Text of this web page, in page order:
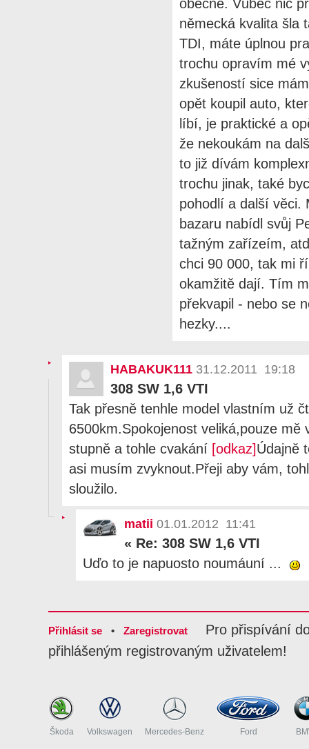
obecně. Vůbec nic
německá kvalita šla
TDI, máte úplnou
trochu opravím mé
zkušeností sice
opět koupil auto,
líbí, je praktické a
že nekoukám na
to již dívám
trochu jinak, také
pohodlí a další věci.
bazaru nabídl svůj
tažným zařízeím,
chci 90 000, tak mi
okamžitě dají. Tím
překvapil - nebo se
hezky....
HABAKUK111 31.12.2011 19:18
308 SW 1,6 VTI
Tak přesně tenhle model vlastním už
6500km.Spokojenost veliká,pouze mě
stupně a tohle cvakání [odkaz]Údajně
asi musím zvyknout.Přeji aby vám,
sloužilo.
matii 01.01.2012 11:41
« Re: 308 SW 1,6 VTI
Uďo to je napuosto noumáuní ...
Přihlásit se • Zaregistrovat
Pro přispívání
přihlášeným registrovaným uživatelem!
Škoda Volkswagen Mercedes-Benz Ford